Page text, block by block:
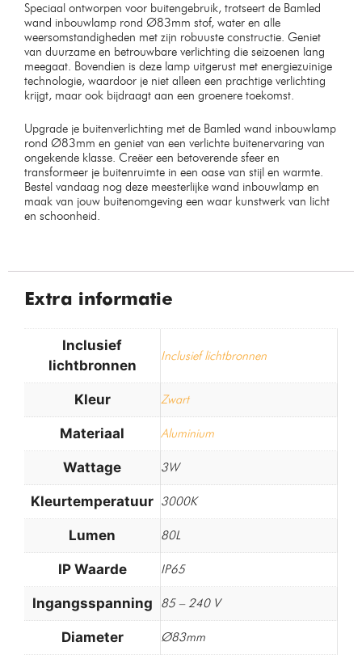
Speciaal ontworpen voor buitengebruik, trotseert de Bamled
wand inbouwlamp rond Ø83mm stof, water en alle
weersomstandigheden met zijn robuuste constructie. Geniet
van duurzame en betrouwbare verlichting die seizoenen lang
meegaat. Bovendien is deze lamp uitgerust met energiezuinige
technologie, waardoor je niet alleen een prachtige verlichting
krijgt, maar ook bijdraagt aan een groenere toekomst.
Upgrade je buitenverlichting met de Bamled wand inbouwlamp
rond Ø83mm en geniet van een verlichte buitenervaring van
ongekende klasse. Creëer een betoverende sfeer en
transformeer je buitenruimte in een oase van stijl en warmte.
Bestel vandaag nog deze meesterlijke wand inbouwlamp en
maak van jouw buitenomgeving een waar kunstwerk van licht
en schoonheid.
Extra informatie
Inclusief
lichtbronnen
Inclusief lichtbronnen
Kleur Zwart
Materiaal Aluminium
Wattage 3W
Kleurtemperatuur 3000K
Lumen 80L
IP Waarde IP65
Ingangsspanning 85 – 240 V
Diameter Ø83mm